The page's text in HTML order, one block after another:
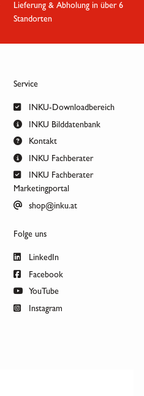
Lieferung & Abholung in über 6
Standorten
Service
INKU-Downloadbereich
INKU Bilddatenbank
Kontakt
INKU Fachberater
INKU Fachberater
Marketingportal
shop@inku.at
Folge uns
LinkedIn
Facebook
YouTube
Instagram